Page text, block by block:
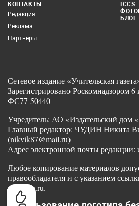
КОНТАКТЫ
Редакция
Реклама
Партнеры
ICCS
БЛОГ
Сетевое издание «Учительская
Зарегистрировано Роскомнадзором
ФС77-50440
Учредитель: АО «Издательский дом
Главный редактор: ЧУДИН Никита
(nikvik87@mail.ru)
Адрес электронной почты редакции:
Любое копирование материалов
правообладателя и с указанием
www.ug.ru.